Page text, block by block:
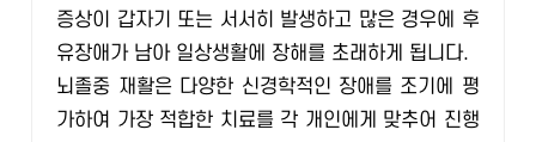
증상이 갑자기 또는 서서히 발생하고 많은 경우에 후
유장애가 남아 일상생활에 장해를 초래하게 됩니다.
뇌졸중 재활은 다양한 신경학적인 장애를 조기에 평
가하여 가장 적합한 치료를 각 개인에게 맞추어 진행